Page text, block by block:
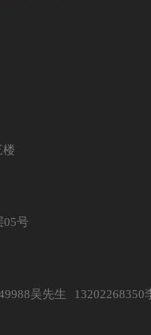
楼
05号
吴先生 13202268350